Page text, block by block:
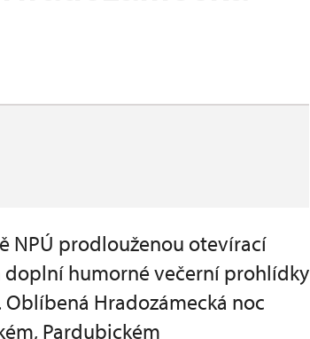
NPÚ prodlouženou otevírací
humorné večerní prohlídky
Hradozámecká noc
Pardubickém